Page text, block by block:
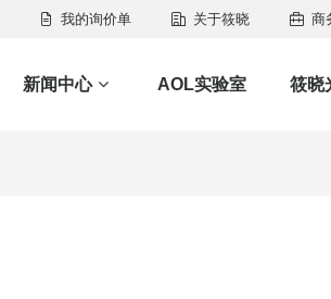
我的询价单 关于筱晓 商
新闻中心 AOL实验室 筱晓